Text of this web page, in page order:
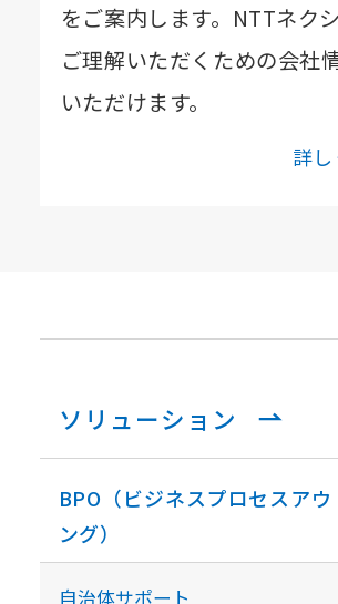
をご案内します。NTTネク
ご理解いただくための会社
いただけます。
詳
ソリューション
BPO（ビジネスプロセスア
ング）
自治体サポート